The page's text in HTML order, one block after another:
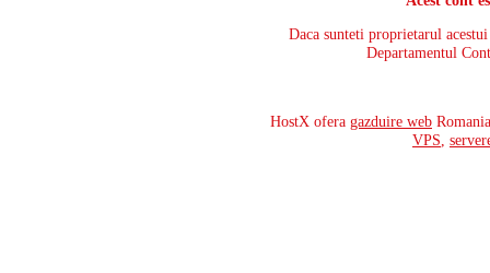
Daca sunteti proprietarul
Departamentul
HostX ofera gazduire web
VPS,